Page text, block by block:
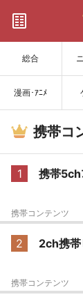
総合
漫画･ｱﾆﾒ
携帯コ
1 携帯5ch
携帯コンテンツ
2 2ch携
携帯コンテンツ